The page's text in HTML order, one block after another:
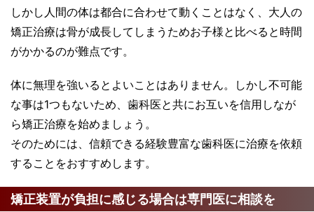
しかし人間の体は都合に合わせて動くことはなく、大人の
矯正治療は骨が成長してしまうためお子様と比べると時間
がかかるのが難点です。
体に無理を強いるとよいことはありません。しかし不可能
な事は1つもないため、歯科医と共にお互いを信用しなが
ら矯正治療を始めましょう。
そのためには、信頼できる経験豊富な歯科医に治療を依頼
することをおすすめします。
矯正装置が負担に感じる場合は専門医に相談を